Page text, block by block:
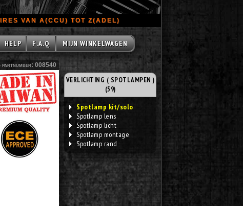
VAN A(CCU) TOT Z(ADEL)
HELP F.A.Q MIJN WINKELWAGEN
008540
VERLICHTING ( SPOTLAMPEN )
(59)
Spotlamp kit/solo
Spotlamp lens
Spotlamp licht
Spotlamp montage
Spotlamp rand